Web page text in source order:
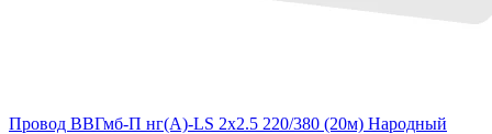
Провод ВВГмб-П нг(А)-LS 2х2.5 220/380 (20м) Народный